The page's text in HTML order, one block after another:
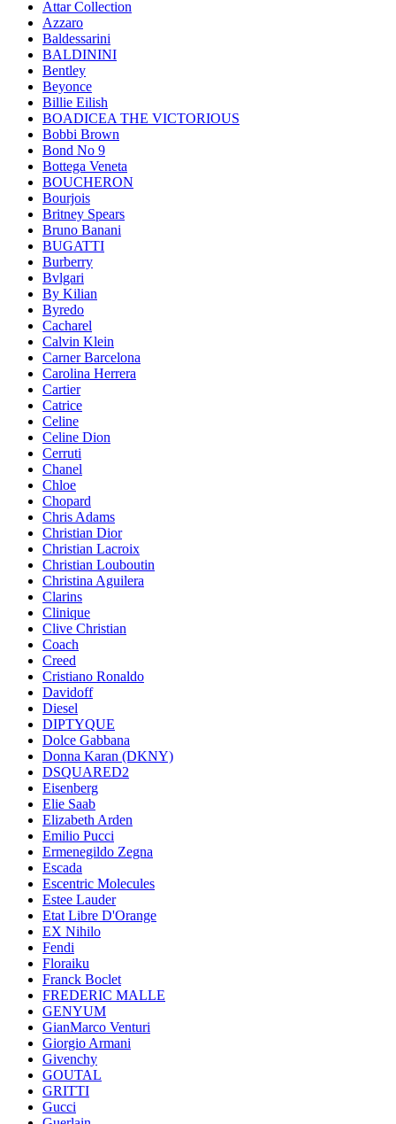
Attar Collection
Azzaro
Baldessarini
BALDININI
Bentley
Beyonce
Billie Eilish
BOADICEA THE VICTORIOUS
Bobbi Brown
Bond No 9
Bottega Veneta
BOUCHERON
Bourjois
Britney Spears
Bruno Banani
BUGATTI
Burberry
Bvlgari
By Kilian
Byredo
Cacharel
Calvin Klein
Carner Barcelona
Carolina Herrera
Cartier
Catrice
Celine
Celine Dion
Cerruti
Chanel
Chloe
Chopard
Chris Adams
Christian Dior
Christian Lacroix
Christian Louboutin
Christina Aguilera
Clarins
Clinique
Clive Christian
Coach
Creed
Cristiano Ronaldo
Davidoff
Diesel
DIPTYQUE
Dolce Gabbana
Donna Karan (DKNY)
DSQUARED2
Eisenberg
Elie Saab
Elizabeth Arden
Emilio Pucci
Ermenegildo Zegna
Escada
Escentric Molecules
Estee Lauder
Etat Libre D'Orange
EX Nihilo
Fendi
Floraiku
Franck Boclet
FREDERIC MALLE
GENYUM
GianMarco Venturi
Giorgio Armani
Givenchy
GOUTAL
GRITTI
Gucci